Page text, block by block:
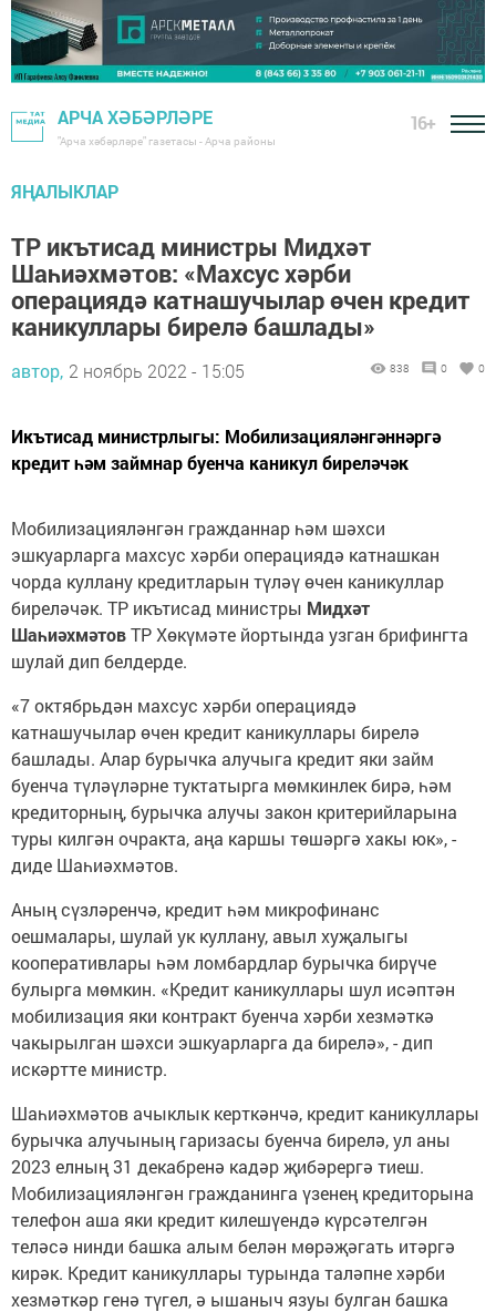
АРЧА ХӘБӘРЛӘРЕ
"Арча хәбәрләре" газетасы - Арча районы
16+
ЯҢАЛЫКЛАР
ТР икътисад министры Мидхәт
Шаһиәхмәтов: «Махсус хәрби
операциядә катнашучылар өчен кредит
каникуллары бирелә башлады»
автор, 2 ноябрь 2022 - 15:05 838 0 0
Икътисад министрлыгы: Мобилизацияләнгәннәргә
кредит һәм займнар буенча каникул биреләчәк
Мобилизацияләнгән гражданнар һәм шәхси
эшкуарларга махсус хәрби операциядә катнашкан
чорда куллану кредитларын түләү өчен каникуллар
биреләчәк. ТР икътисад министры Мидхәт
ШаһиәхмәтовТР Хөкүмәте йортында узган брифингта
шулай дип белдерде.
«7 октябрьдән махсус хәрби операциядә
катнашучылар өчен кредит каникуллары бирелә
башлады. Алар бурычка алучыга кредит яки займ
буенча түләүләрне туктатырга мөмкинлек бирә, һәм
кредиторның, бурычка алучы закон критерийларына
туры килгән очракта, аңа каршы төшәргә хакы юк», -
диде Шаһиәхмәтов.
Аның сүзләренчә, кредит һәм микрофинанс
оешмалары, шулай ук куллану, авыл хуҗалыгы
кооперативлары һәм ломбардлар бурычка бирүче
булырга мөмкин. «Кредит каникуллары шул исәптән
мобилизация яки контракт буенча хәрби хезмәткә
чакырылган шәхси эшкуарларга да бирелә», - дип
искәртте министр.
Шаһиәхмәтов ачыклык керткәнчә, кредит каникуллары
бурычка алучының гаризасы буенча бирелә, ул аны
2023 елның 31 декабренә кадәр җибәрергә тиеш.
Мобилизацияләнгән гражданинга үзенең кредиторына
телефон аша яки кредит килешүендә күрсәтелгән
теләсә нинди башка алым белән мөрәҗәгать итәргә
кирәк. Кредит каникуллары турында таләпне хәрби
хезмәткәр генә түгел, ә ышаныч язуы булган башка